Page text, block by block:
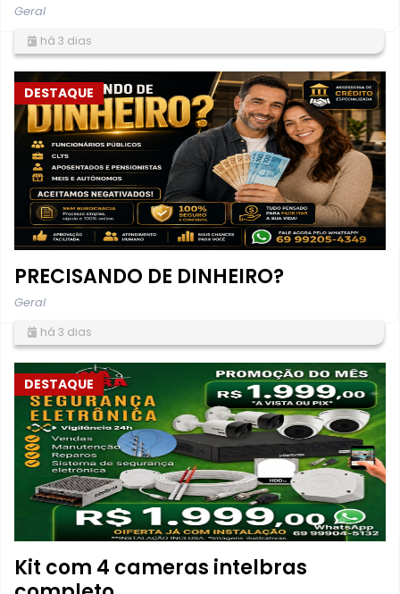
Geral
há 3 dias
DESTAQUE
PRECISANDO DE DINHEIRO?
Geral
há 3 dias
DESTAQUE
Kit com 4 cameras intelbras